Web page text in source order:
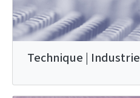
Technique | Industrie